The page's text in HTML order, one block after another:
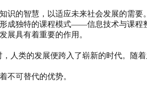
的智慧，以适应未来社会发展的需
成独特的课程模式——信息技术与课
展具有着重要的作用。
人类的发展便跨入了崭新的时代。随
不可替代的优势。